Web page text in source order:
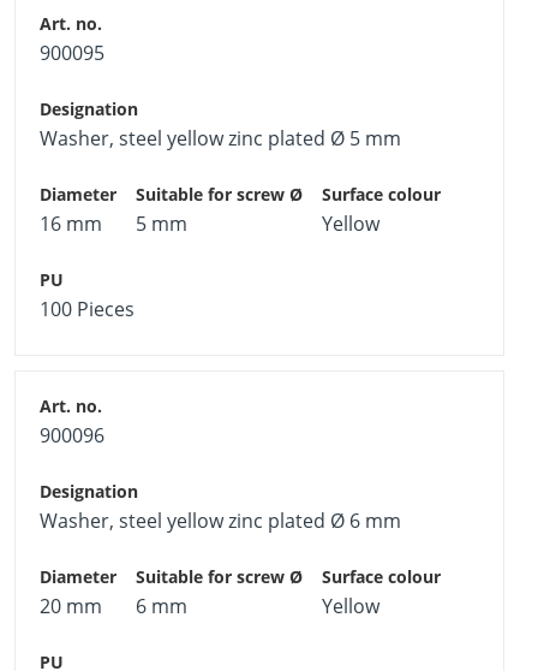
900095
Washer, steel yellow zinc plated Ø 5 mm
16 mm 5 mm Yellow
100 Pieces
900096
Washer, steel yellow zinc plated Ø 6 mm
20 mm 6 mm Yellow